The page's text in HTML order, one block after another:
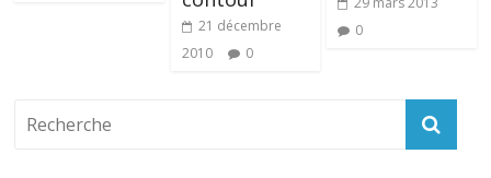
21 décembre
2010
0
0